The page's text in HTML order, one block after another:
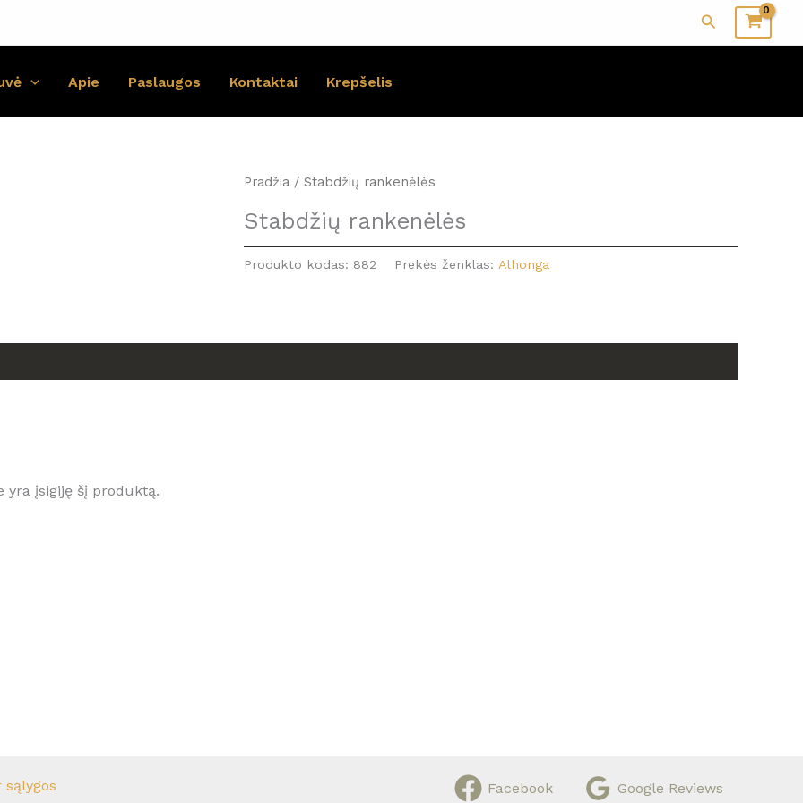
Paieška
Apie Paslaugos Kontaktai Krepšelis
Pradžia / Stabdžių rankenėlės
Stabdžių rankenėlės
Produkto kodas: 882 Prekės ženklas: Alhonga
yra įsigiję šį produktą.
sąlygos Facebook Google Reviews